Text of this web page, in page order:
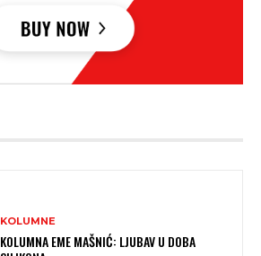
KOLUMNE
KOLUMNA EME MAŠNIĆ: LJUBAV U DOBA